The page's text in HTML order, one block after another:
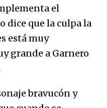
el
dice que la culpa la
está muy
grande a Garnero
bravucón y